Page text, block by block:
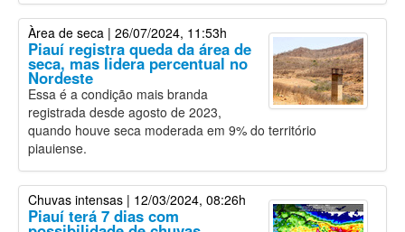
Àrea de seca | 26/07/2024, 11:53h
Piauí registra queda da área de
seca, mas lidera percentual no
Nordeste
Essa é a condição mais branda
registrada desde agosto de 2023,
quando houve seca moderada em 9% do território
piauiense.
Chuvas intensas | 12/03/2024, 08:26h
Piauí terá 7 dias com